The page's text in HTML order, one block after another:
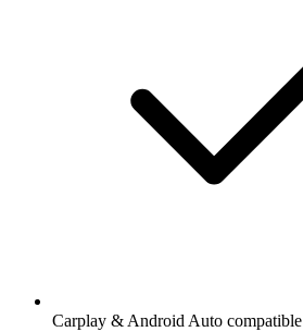
Carplay & Android Auto compatible